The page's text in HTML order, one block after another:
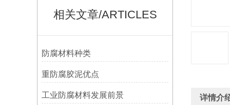
相关文章/ARTICLES
防腐材料种类
重防腐胶泥优点
工业防腐材料发展前景 详情介